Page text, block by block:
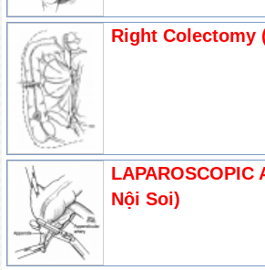
Right Colectomy
Nội Soi)